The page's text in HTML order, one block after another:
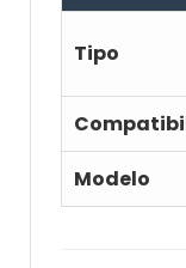
Tipo
Modelo